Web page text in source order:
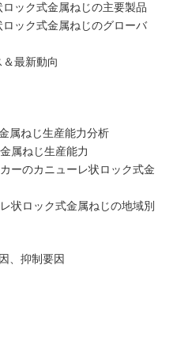
ック式金属ねじの主要製品
ック式金属ねじのグローバ
最新動向
属ねじ生産能力分析
属ねじ生産能力
ーのカニューレ状ロック式金
状ロック式金属ねじの地域別
、抑制要因